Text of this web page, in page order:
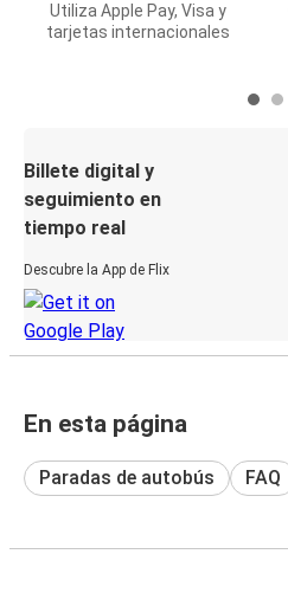
Utiliza Apple Pay, Visa y
tarjetas internacionales
Billete digital y
seguimiento en
tiempo real
Descubre la App de Flix
En esta página
Paradas de autobús FAQ